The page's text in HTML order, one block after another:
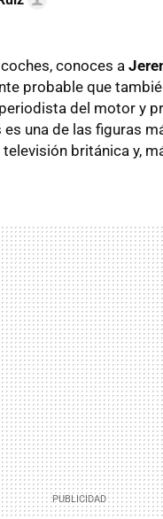
conoces a
probable que
del motor y
una de las figuras
británica y,